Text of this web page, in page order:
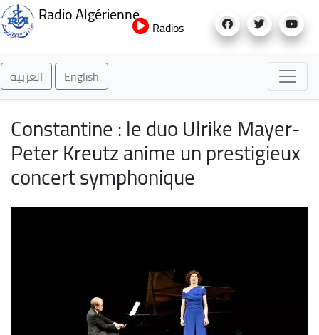
au
Radio Algérienne
Radios
العربية English
Constantine : le duo Ulrike Mayer-
Peter Kreutz anime un prestigieux
concert symphonique